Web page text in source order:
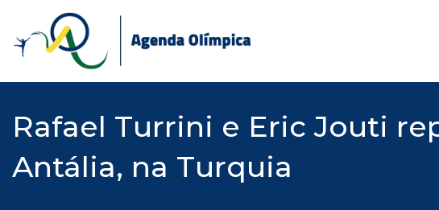
content
Rafael Turrini e Eric Jouti
Antália, na Turquia